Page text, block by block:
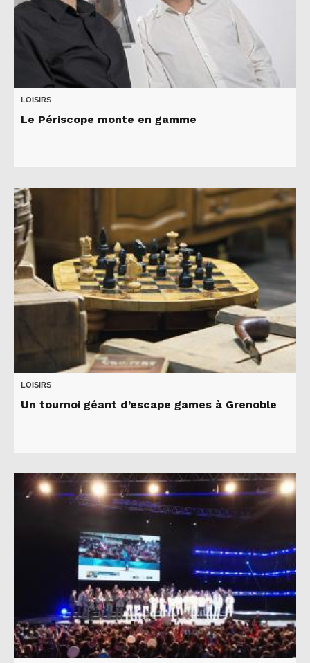
LOISIRS
Le Périscope monte en gamme
LOISIRS
Un tournoi géant d’escape games à Grenoble